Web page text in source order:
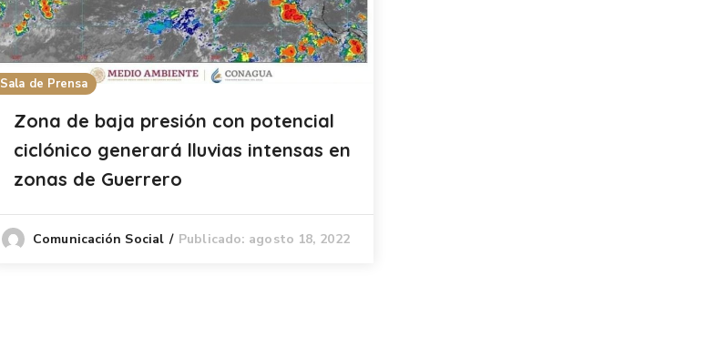
Sala de Prensa
Zona de baja presión con potencial
ciclónico generará lluvias intensas en
zonas de Guerrero
Comunicación Social Publicado: agosto 18, 2022